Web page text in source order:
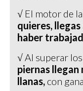
√ El motor de
quieres, llegas
haber
√ Al superar
piernas llegan
llanas, con